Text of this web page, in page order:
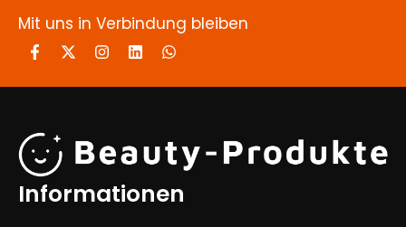
Mit uns in Verbindung bleiben
Informationen